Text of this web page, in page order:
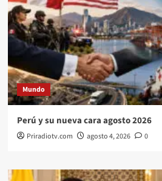
Mundo
Perú y su nueva cara agosto 2026
Priradiotv.com agosto 4, 2026 0